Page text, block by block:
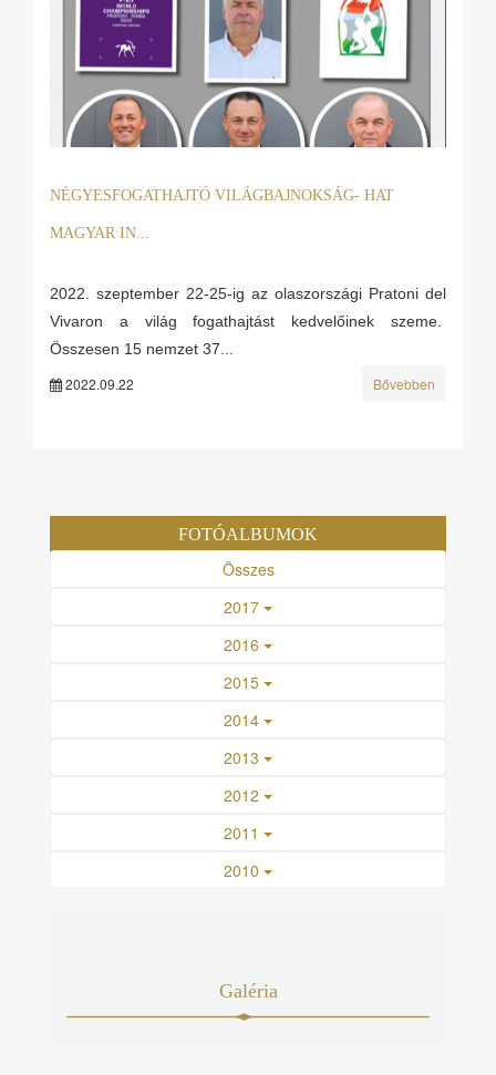
NÉGYESFOGATHAJTÓ VILÁGBAJNOKSÁG- HAT
MAGYAR IN...
2022. szeptember 22-25-ig az olaszországi Pratoni del
Vivaron a világ fogathajtást kedvelőinek szeme.
Összesen 15 nemzet 37...
2022.09.22 Bővebben
FOTÓALBUMOK
Összes
2017
2016
2015
2014
2013
2012
2011
2010
Galéria